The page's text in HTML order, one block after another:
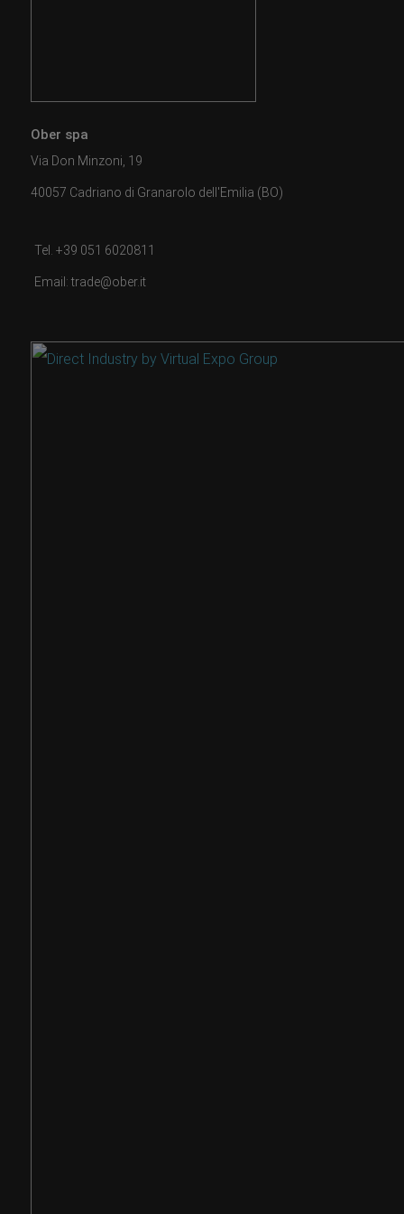
Ober spa
Via Don Minzoni, 19
40057 Cadriano di Granarolo dell'Emilia (BO)
Tel. +39 051 6020811
Email: trade@ober.it